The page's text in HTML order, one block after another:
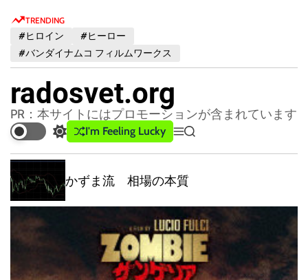
TRENDING
#ヒロイン
#ヒーロー
#バンダイナムコ フィルムワークス
radosvet.org
PR：本サイトにはプロモーションが含まれています
S
w
i
t
h
c
o
r
I'm Feeling Lucky
M
e
u
S
e
r
h
かずま流 相場の本質